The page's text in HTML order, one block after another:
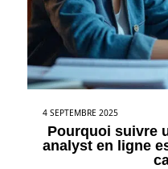
4 SEPTEMBRE 2025
Pourquoi suivre
analyst en ligne